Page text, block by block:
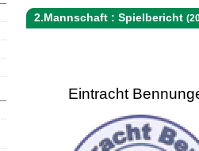
2.Mannschaft : Spielbericht
Eintracht